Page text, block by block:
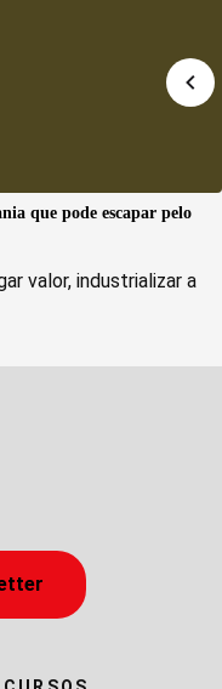
que pode escapar pelo
valor, industrializar a